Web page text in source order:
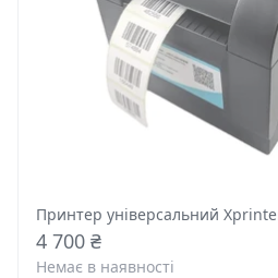
Принтер універсальний
4 700 ₴
Немає в наявності